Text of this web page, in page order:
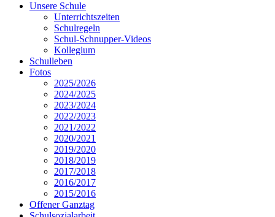
Unsere Schule
Unterrichtszeiten
Schulregeln
Schul-Schnupper-Videos
Kollegium
Schulleben
Fotos
2025/2026
2024/2025
2023/2024
2022/2023
2021/2022
2020/2021
2019/2020
2018/2019
2017/2018
2016/2017
2015/2016
Offener Ganztag